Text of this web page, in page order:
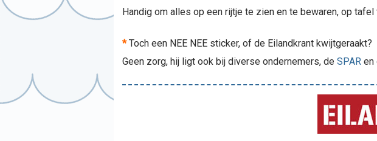
Handig om alles op een rijtje te zien en te bewaren, op
*Toch een NEE NEE sticker, of de Eilandkrant kwijtgeraakt?
Geen zorg, hij ligt ook bij diverse ondernemers, de SPAR en